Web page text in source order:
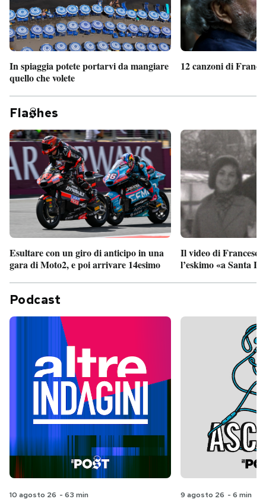
In spiaggia potete portarvi da mangiare
quello che volete
12 canzoni di
Fla hes
Esultare con un giro di anticipo in una
gara di Moto2, e poi arrivare 14esimo
Il video di
l’eskimo «a Santa
Podcast
10 agosto 26 - 63 min 9 agosto 26 - 6 min